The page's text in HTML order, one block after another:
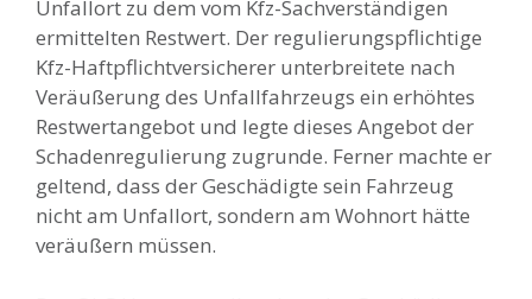
Unfallort zu dem vom Kfz-Sachverständigen
ermittelten Restwert. Der regulierungspflichtige
Kfz-Haftpflichtversicherer unterbreitete nach
Veräußerung des Unfallfahrzeugs ein erhöhtes
Restwertangebot und legte dieses Angebot der
Schadenregulierung zugrunde. Ferner machte er
geltend, dass der Geschädigte sein Fahrzeug
nicht am Unfallort, sondern am Wohnort hätte
veräußern müssen.